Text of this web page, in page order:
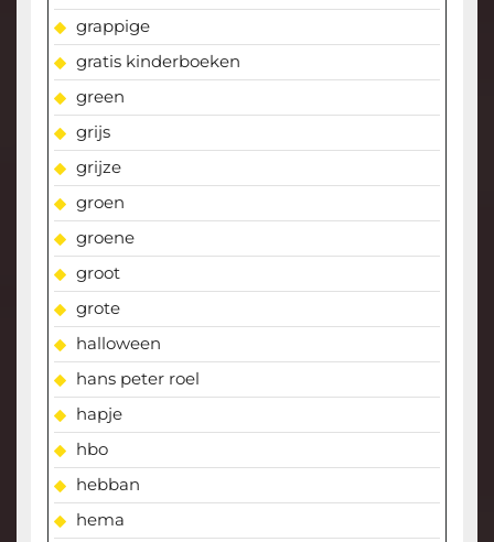
grappige
gratis kinderboeken
green
grijs
grijze
groen
groene
groot
grote
halloween
hans peter roel
hapje
hbo
hebban
hema